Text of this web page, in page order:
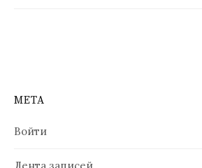
п
и
МЕТА
Войти